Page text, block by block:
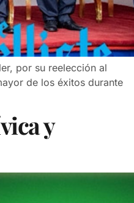
por su reelección al
de los éxitos durante
y